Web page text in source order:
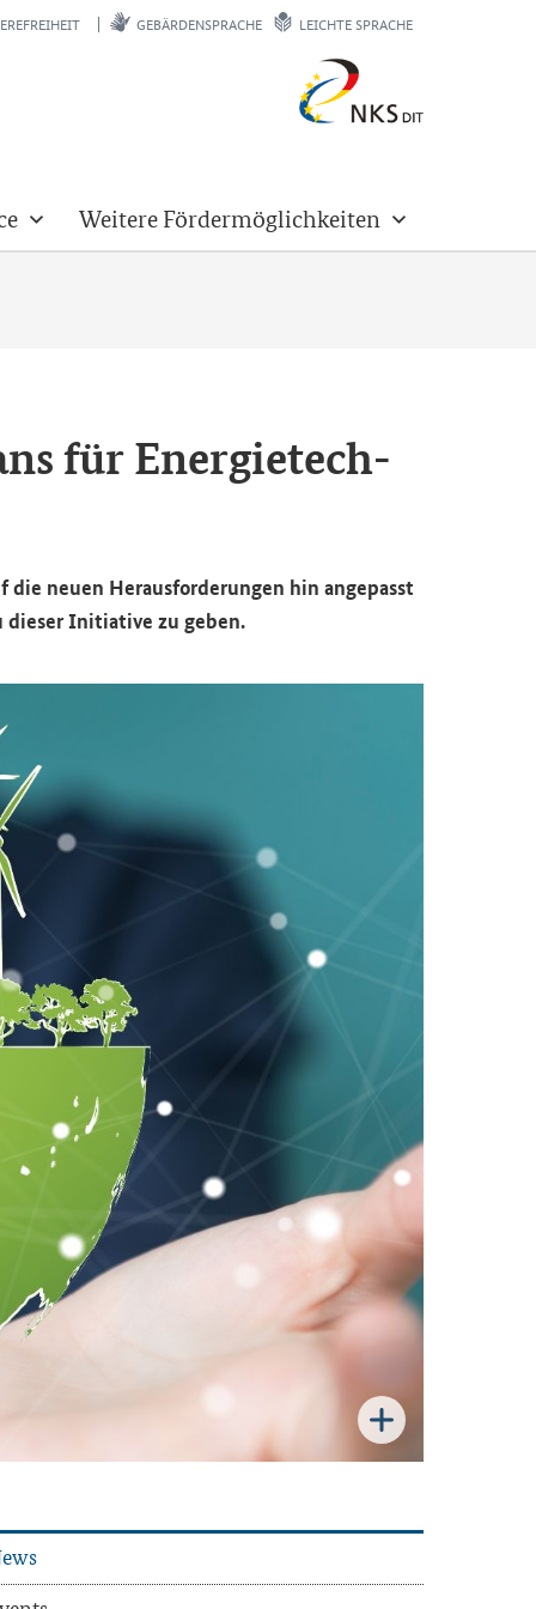
GEBÄRDENSPRACHE LEICHTE SPRACHE
Weitere Fördermöglichkeiten
für En­er­gie­tech­
neuen Her­aus­for­de­run­gen hin an­ge­passt
die­ser In­itia­ti­ve zu geben.